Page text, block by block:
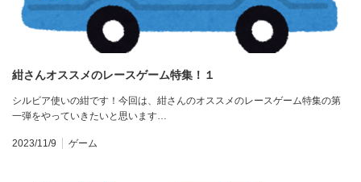
紺さんオススメのレースゲーム特集！１
シルビア使いの紺です！今回は、紺さんのオススメのレースゲーム特集の第
一弾をやっていきたいと思います…
2023/11/9 ゲーム